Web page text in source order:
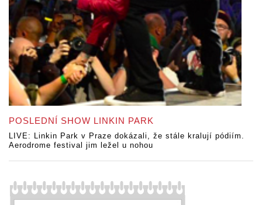
POSLEDNÍ SHOW LINKIN PARK
LIVE: Linkin Park v Praze dokázali, že stále kralují pódiím.
Aerodrome festival jim ležel u nohou